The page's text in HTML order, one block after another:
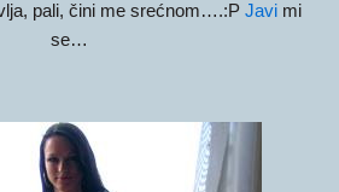
pali, čini me srećnom….:P Javimi
se…